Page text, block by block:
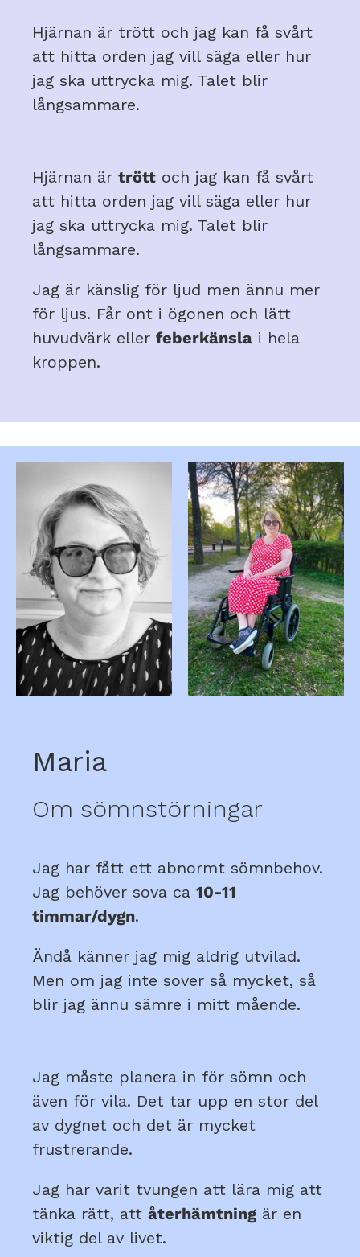
Hjärnan är trött och jag kan få svårt
att hitta orden jag vill säga eller hur
jag ska uttrycka mig. Talet blir
långsammare.
Hjärnan är trött och jag kan få svårt
att hitta orden jag vill säga eller hur
jag ska uttrycka mig. Talet blir
långsammare.
Jag är känslig för ljud men ännu mer
för ljus. Får ont i ögonen och lätt
huvudvärk eller feberkänsla i hela
kroppen.
Maria
Om sömnstörningar
Jag har fått ett abnormt sömnbehov.
Jag behöver sova ca 10-11
timmar/dygn.
Ändå känner jag mig aldrig utvilad.
Men om jag inte sover så mycket, så
blir jag ännu sämre i mitt mående.
Jag måste planera in för sömn och
även för vila. Det tar upp en stor del
av dygnet och det är mycket
frustrerande.
Jag har varit tvungen att lära mig att
tänka rätt, att återhämtning är en
viktig del av livet.